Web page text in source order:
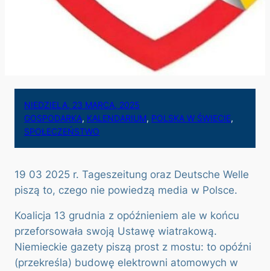
NIEDZIELA, 23 MARCA, 2025
GOSPODARKA, KALENDARIUM, POLSKA W ŚWIECIE
SPOŁECZEŃSTWO
19 03 2025 r. Tageszeitung oraz Deutsche Welle
piszą to, czego nie powiedzą media w Polsce.
Koalicja 13 grudnia z opóźnieniem ale w końcu
przeforsowała swoją Ustawę wiatrakową.
Niemieckie gazety piszą prost z mostu: to opóźni
(przekreśla) budowę elektrowni atomowych w